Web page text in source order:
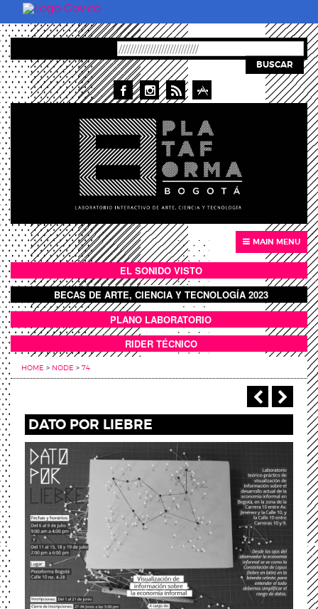
Skip to main content
BUSCAR
MAIN MENU
BOTÓN SONIDO VISTO
EL SONIDO VISTO
BOTON DOMO LLENO
BECAS DE ARTE, CIENCIA Y TECNOLOGÍA 2023
ANEXOS
PLANO LABORATORIO
RIDER TÉCNICO
HOME > NODE > 74
‹
DATO POR LIEBRE